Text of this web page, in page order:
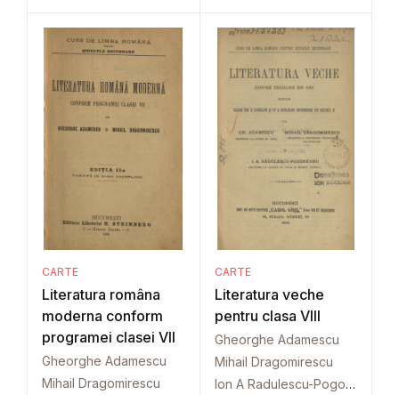
CARTE
Literatura româna
moderna conform
programei clasei VII
Gheorghe Adamescu
Mihail Dragomirescu
CARTE
Literatura veche
pentru clasa VIII
Gheorghe Adamescu
Mihail Dragomirescu
Ion A Radulescu-Pogoneanu